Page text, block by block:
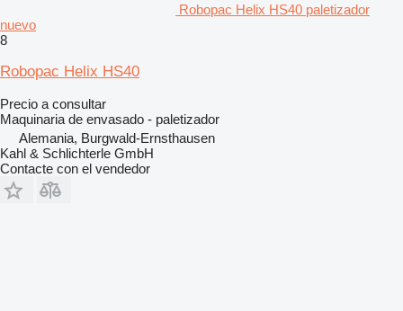
Robopac Helix HS40 paletizador
nuevo
8
Robopac Helix HS40
Precio a consultar
Maquinaria de envasado - paletizador
Alemania, Burgwald-Ernsthausen
Kahl & Schlichterle GmbH
Contacte con el vendedor